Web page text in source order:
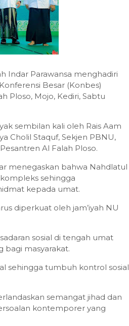
Indar Parawansa menghadiri
Besar (Konbes)
Ploso, Mojo, Kediri, Sabtu
sembilan kali oleh Rais Aam
Cholil Staquf, Sekjen PBNU,
Al Falah Ploso.
menegaskan bahwa Nahdlatul
sehingga
kepada umat.
diperkuat oleh jam’iyah NU
sosial di tengah umat
bagi masyarakat.
sehingga tumbuh kontrol sosial
semangat jihad dan
kontemporer yang